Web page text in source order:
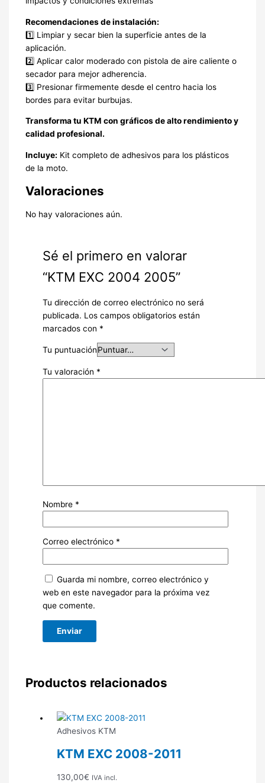
Recomendaciones de instalación:
1️⃣ Limpiar y secar bien la superficie antes de la
aplicación.
2️⃣ Aplicar calor moderado con pistola de aire caliente o
secador para mejor adherencia.
3️⃣ Presionar firmemente desde el centro hacia los
bordes para evitar burbujas.
Transforma tu KTM con gráficos de alto rendimiento y
calidad profesional.
Incluye: Kit completo de adhesivos para los plásticos
de la moto.
Valoraciones
No hay valoraciones aún.
Sé el primero en valorar
“KTM EXC 2004 2005”
Tu dirección de correo electrónico no será
publicada. Los campos obligatorios están
marcados con *
Tu puntuación
Tu valoración *
Nombre *
Correo electrónico *
Guarda mi nombre, correo electrónico y
web en este navegador para la próxima vez
que comente.
Productos relacionados
Adhesivos KTM
KTM EXC 2008-2011
130,00€ IVA incl.